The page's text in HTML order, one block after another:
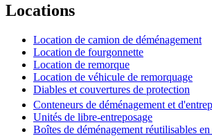
Locations
Location de camion de déménagement
Location de fourgonnette
Location de remorque
Location de véhicule de remorquage
Diables et couvertures de protection
Conteneurs de déménagement et
Unités de libre-entreposage
Boîtes de déménagement réutilisables